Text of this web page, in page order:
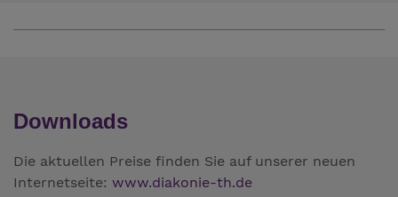
Downloads
Die aktuellen Preise finden Sie auf unserer neuen
Internetseite: www.diakonie-th.de